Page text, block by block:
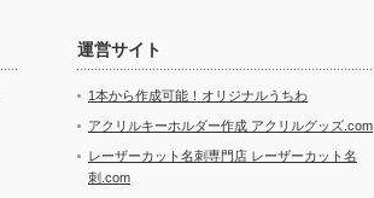
運営サイト
1本から作成可能！オリジナルうちわ
アクリルキーホルダー作成 アクリルグッズ.com
レーザーカット名刺専門店 レーザーカット名
刺.com